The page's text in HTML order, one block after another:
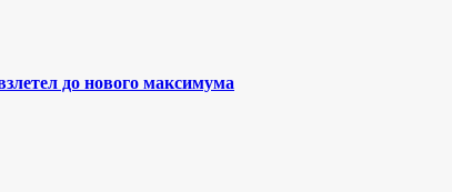
до нового максимума